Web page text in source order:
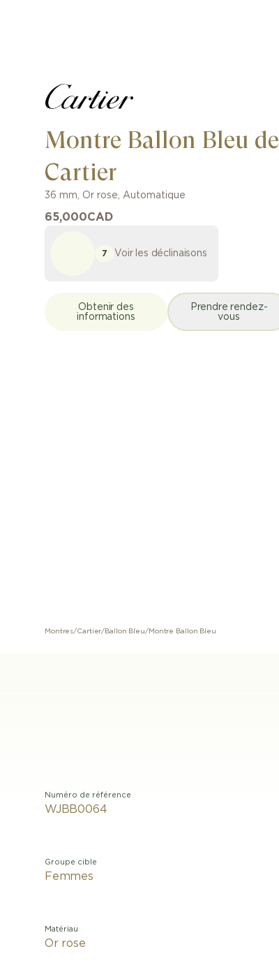
Montre Ballon Bleu de
Cartier
36 mm, Or rose, Automatique
65,000CAD
7 Voir les déclinaisons
Obtenir des
informations
Prendre rendez-
vous
Montres/Cartier/ Ballon Bleu/Montre Ballon Bleu
Numéro de référence
WJBB0064
Groupe cible
Femmes
Matériau
Or rose